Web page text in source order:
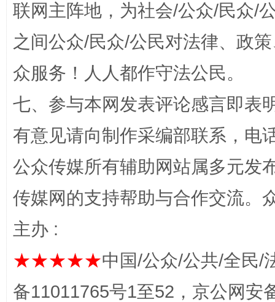
“蜀中异人”王建安的艺术幻境
联网主阵地，为社会/公众/民众/
之间公众/民众/公民对法律、政
众服务！人人都作守法公民。
七、参与本网发表评论感言即表
有意见请向制作采编部联系，电
公众传媒所有辅助网站属多元发
传媒网的支持帮助与合作交流。
主办 :
★★★★★中国/公众/公共/全民/
备11011765号1至52，京公网安